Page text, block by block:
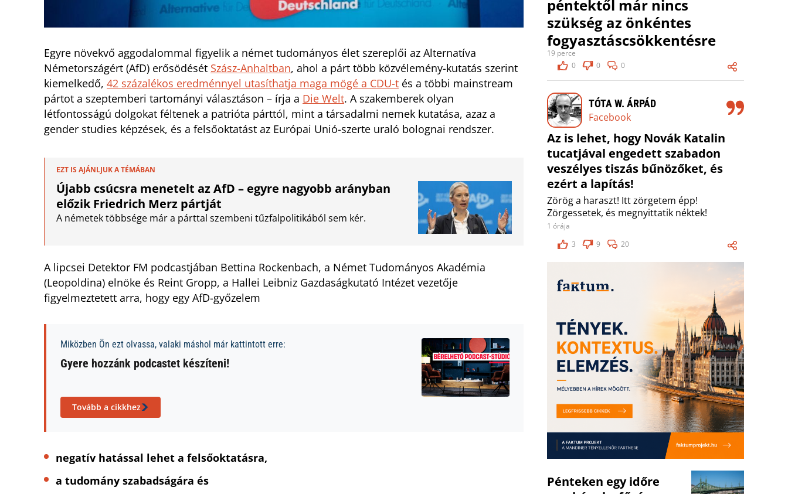
Egyre növekvő aggodalommal figyelik a német tudományos élet szereplői az Alternatíva
Németországért (AfD) erősödését Szász-Anhaltban, ahol a párt több közvélemény-kutatás szerint
kiemelkedő, 42 százalékos eredménnyel utasíthatja maga mögé a CDU-t és a többi mainstream
pártot a szeptemberi tartományi választáson – írja a Die Welt. A szakemberek olyan
létfontosságú dolgokat féltenek a patrióta párttól, mint a társadalmi nemek kutatása, azaz a
gender studies képzések, és a felsőoktatást az Európai Unió-szerte uraló bolognai rendszer.
EZT IS AJÁNLJUK A TÉMÁBAN
Újabb csúcsra menetelt az AfD – egyre nagyobb arányban
előzik Friedrich Merz pártját
A németek többsége már a párttal szembeni tűzfalpolitikából sem kér.
A lipcsei Detektor FM podcastjában Bettina Rockenbach, a Német Tudományos Akadémia
(Leopoldina) elnöke és Reint Gropp, a Hallei Leibniz Gazdaságkutató Intézet vezetője
figyelmeztetett arra, hogy egy AfD-győzelem
Miközben Ön ezt olvassa, valaki máshol már kattintott erre:
Gyere hozzánk podcastet készíteni!
Tovább a cikkhez
negatív hatással lehet a felsőoktatásra,
a tudomány szabadságára és
péntektől már nincs
szükség az önkéntes
fogyasztáscsökkentésre
19 perce
0
0 0
TÓTA W. ÁRPÁD
Facebook
Az is lehet, hogy Novák Katalin
tucatjával engedett szabadon
veszélyes tiszás bűnözőket, és
ezért a lapítás!
Zörög a haraszt! Itt zörgetem épp!
Zörgessetek, és megnyittatik néktek!
1 órája
3
9 20
Pénteken egy időre